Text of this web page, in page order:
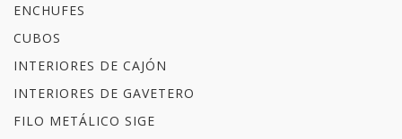
ENCHUFES
CUBOS
INTERIORES DE CAJÓN
INTERIORES DE GAVETERO
FILO METÁLICO SIGE